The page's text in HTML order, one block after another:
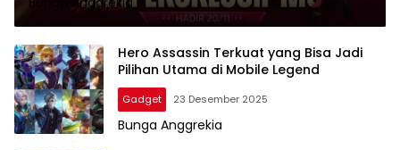
Hero Assassin Terkuat yang Bisa Jadi
Pilihan Utama di Mobile Legend
Gadget 23 Desember 2025
Bunga Anggrekia